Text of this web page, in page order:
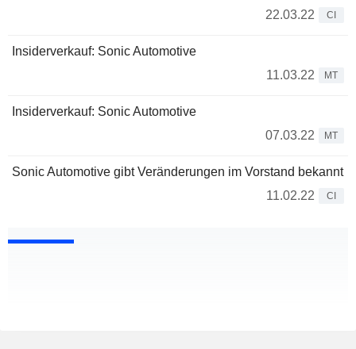
22.03.22
CI
Insiderverkauf: Sonic Automotive
11.03.22
MT
Insiderverkauf: Sonic Automotive
07.03.22
MT
Sonic Automotive gibt Veränderungen im Vorstand bekannt
11.02.22
CI